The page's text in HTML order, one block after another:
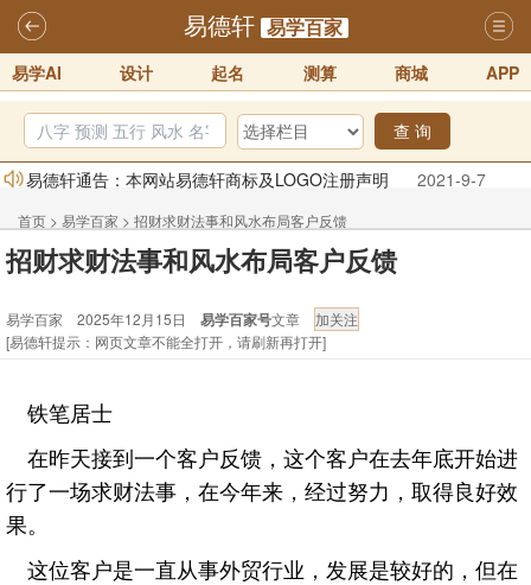
易德轩 易学百家
易学AI 设计 起名 测算 商城 APP
查 询
易德轩通告：本网站易德轩商标及LOGO注册声明
2021-9-7
易德轩易学ai，ai批八字紫微命理相学，ai智能体客服系统开通，欢迎
体验！！
2025-07-01
2025-07-01
2026年化太岁锦囊属马、鼠、牛、龙、兔、狗、鸡生肖化太岁开始预
2026丙午年铁笔居士精批年运说明
易德轩首席风水大师铁笔居士简介！！
2021-9-2
首页 > 易学百家 > 招财求财法事和风水布局客户反馈
招财求财法事和风水布局客户反馈
易学百家 2025年12月15日 易学百家号文章
[易德轩提示：网页文章不能全打开，请刷新再打开]
铁笔居士
在昨天接到一个客户反馈，这个客户在去年底开始进
行了一场求财法事，在今年来，经过努力，取得良好效
果。
这位客户是一直从事外贸行业，发展是较好的，但在